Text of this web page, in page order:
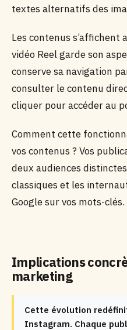
textes alternatifs des
Les contenus s’affichent
vidéo Reel garde son
conserve sa navigation
consulter le contenu
cliquer pour accéder au
Comment cette
vos contenus ? Vos
deux audiences
classiques et les
Google sur vos mots-clés.
Implications
marketing
Cette évolution
Instagram. Chaque